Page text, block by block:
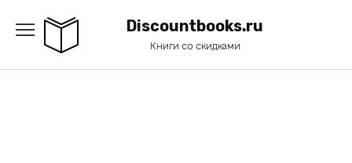
содержанию
Discountbooks.ru
Книги со скидками